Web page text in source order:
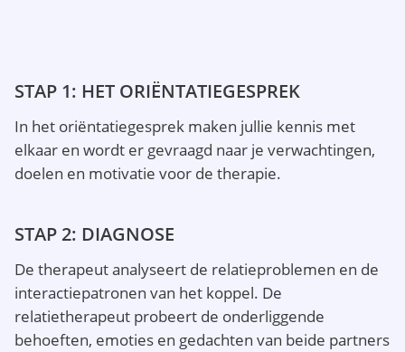
STAP 1: HET ORIËNTATIEGESPREK
In het oriëntatiegesprek maken jullie kennis met
elkaar en wordt er gevraagd naar je verwachtingen,
doelen en motivatie voor de therapie.
STAP 2: DIAGNOSE
De therapeut analyseert de relatieproblemen en de
interactiepatronen van het koppel. De
relatietherapeut probeert de onderliggende
behoeften, emoties en gedachten van beide partners